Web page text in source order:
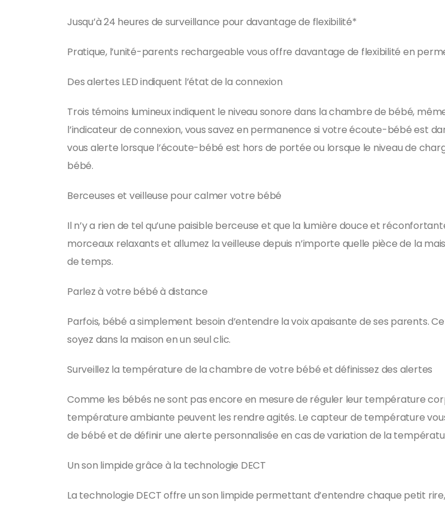
Jusqu’à 24 heures de surveillance pour davantage de flexibilité*
Pratique, l’unité-parents rechargeable vous offre davantage de flexibilité en
Des alertes LED indiquent l’état de la connexion
Trois témoins lumineux indiquent le niveau sonore dans la chambre de bébé,
l’indicateur de connexion, vous savez en permanence si votre écoute-bébé est
vous alerte lorsque l’écoute-bébé est hors de portée ou lorsque le niveau de
bébé.
Berceuses et veilleuse pour calmer votre bébé
Il n’y a rien de tel qu’une paisible berceuse et que la lumière douce et
morceaux relaxants et allumez la veilleuse depuis n’importe quelle pièce de la
de temps.
Parlez à votre bébé à distance
Parfois, bébé a simplement besoin d’entendre la voix apaisante de ses parents.
soyez dans la maison en un seul clic.
Surveillez la température de la chambre de votre bébé et définissez des alertes
Comme les bébés ne sont pas encore en mesure de réguler leur température
température ambiante peuvent les rendre agités. Le capteur de température
de bébé et de définir une alerte personnalisée en cas de variation de la
Un son limpide grâce à la technologie DECT
La technologie DECT offre un son limpide permettant d’entendre chaque petit